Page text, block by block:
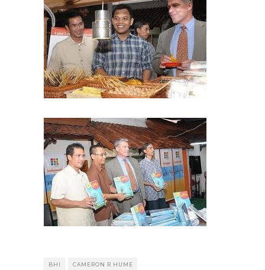
BHI CAMERON R HUME